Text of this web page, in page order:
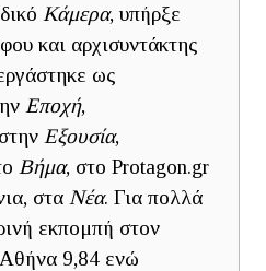
Κάμερα, υπήρξε
και αρχισυντάκτης
ως
Εποχή,
Εξουσία,
Βήμα, στο Protagon.gr
στα Νέα. Για πολλά
εκπομπή στον
9,84 ενώ